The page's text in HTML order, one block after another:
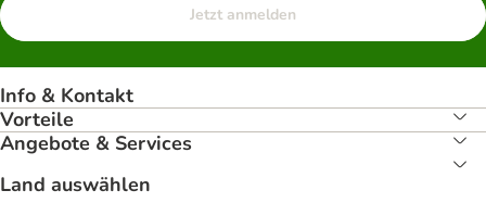
Jetzt anmelden
Info & Kontakt
Vorteile
Angebote & Services
Land auswählen